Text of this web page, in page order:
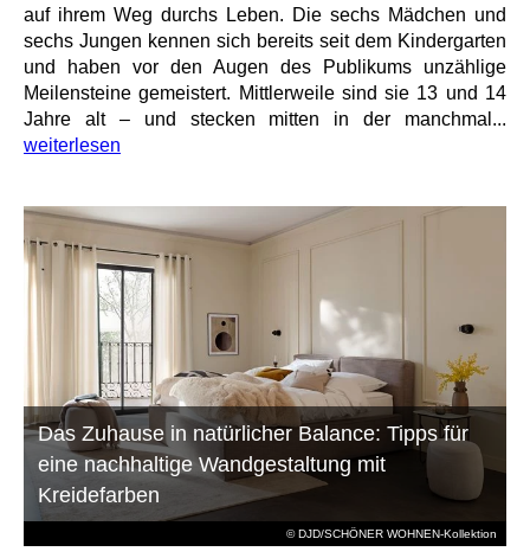
auf ihrem Weg durchs Leben. Die sechs Mädchen und
sechs Jungen kennen sich bereits seit dem Kindergarten
und haben vor den Augen des Publikums unzählige
Meilensteine gemeistert. Mittlerweile sind sie 13 und 14
Jahre alt – und stecken mitten in der manchmal...
weiterlesen
© DJD/SCHÖNER WOHNEN-Kollektion
Das Zuhause in natürlicher Balance: Tipps für
eine nachhaltige Wandgestaltung mit
Kreidefarben